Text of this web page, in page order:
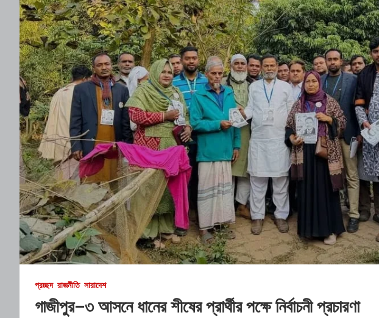
প্রচ্ছদ রাজনীতি সারাদেশ
গাজীপুর–৩ আসনে ধানের শীষের প্রার্থীর পক্ষে নির্বাচনী প্রচারণা